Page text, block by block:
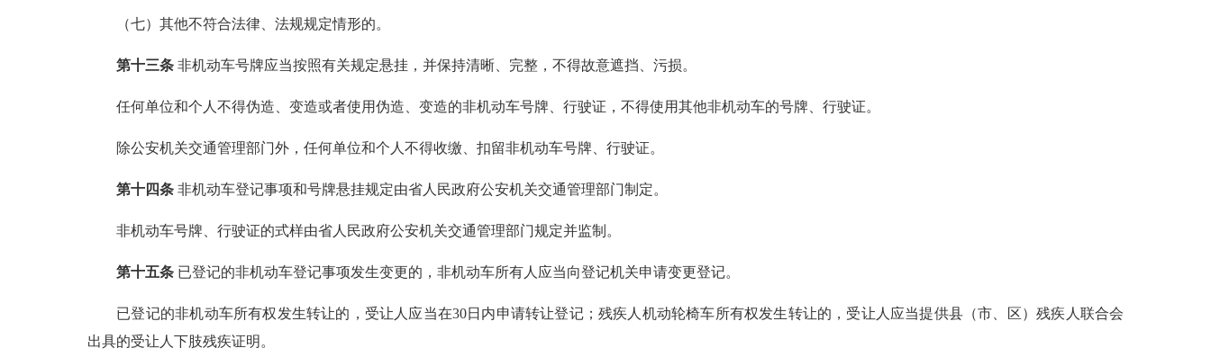
（七）其他不符合法律、法规规定情形的。
第十三条非机动车号牌应当按照有关规定悬挂，并保持清晰、完整，不得故意遮挡、污损。
任何单位和个人不得伪造、变造或者使用伪造、变造的非机动车号牌、行驶证，不得使用其他非机动车的号牌、行驶证。
除公安机关交通管理部门外，任何单位和个人不得收缴、扣留非机动车号牌、行驶证。
第十四条非机动车登记事项和号牌悬挂规定由省人民政府公安机关交通管理部门制定。
非机动车号牌、行驶证的式样由省人民政府公安机关交通管理部门规定并监制。
第十五条已登记的非机动车登记事项发生变更的，非机动车所有人应当向登记机关申请变更登记。
已登记的非机动车所有权发生转让的，受让人应当在30日内申请转让登记；残疾人机动轮椅车所有权发生转让的，受让人应当提供县（市、区）残疾人联合会
出具的受让人下肢残疾证明。